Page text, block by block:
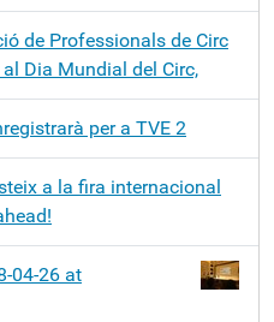
de Professionals de Circ
Dia Mundial del Circ,
per a TVE 2
a la fira internacional
04-26 at